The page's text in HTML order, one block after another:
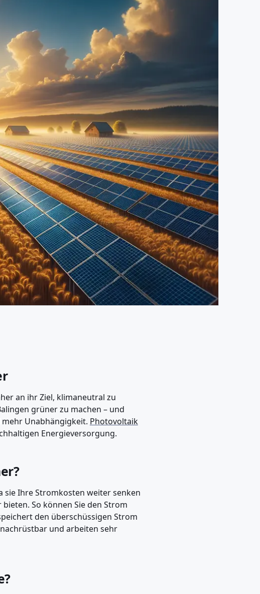
an ihr Ziel, klimaneutral zu
grüner zu machen – und
Unabhängigkeit. Photovoltaik
Energieversorgung.
sie Ihre Stromkosten weiter senken
So können Sie den Strom
den überschüssigen Strom
und arbeiten sehr